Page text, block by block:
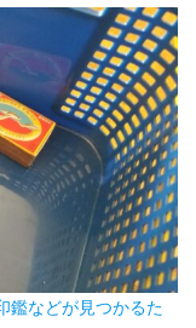
鑑などが見つかるた